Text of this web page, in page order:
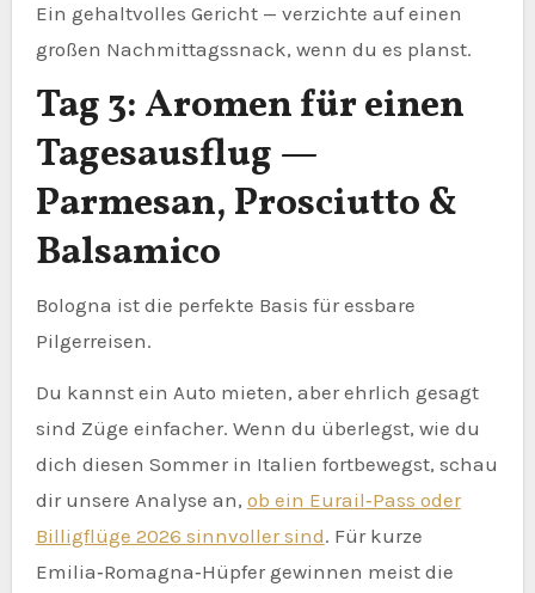
Ein gehaltvolles Gericht — verzichte auf einen
großen Nachmittagssnack, wenn du es planst.
Tag 3: Aromen für einen
Tagesausflug —
Parmesan, Prosciutto &
Balsamico
Bologna ist die perfekte Basis für essbare
Pilgerreisen.
Du kannst ein Auto mieten, aber ehrlich gesagt
sind Züge einfacher. Wenn du überlegst, wie du
dich diesen Sommer in Italien fortbewegst, schau
dir unsere Analyse an, ob ein Eurail‑Pass oder
Billigflüge 2026 sinnvoller sind. Für kurze
Emilia‑Romagna‑Hüpfer gewinnen meist die